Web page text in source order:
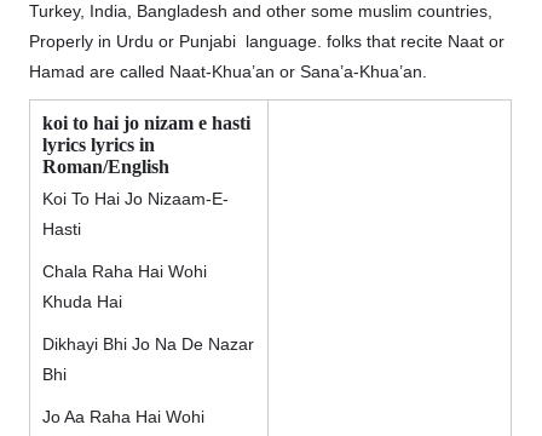
Turkey, India, Bangladesh and other some muslim countries,
Properly in Urdu or Punjabi language. folks that recite Naat or
Hamad are called Naat-Khua’an or Sana’a-Khua’an.
koi to hai jo nizam e hasti
lyrics lyrics in
Roman/English
Koi To Hai Jo Nizaam-E-
Hasti
Chala Raha Hai Wohi
Khuda Hai
Dikhayi Bhi Jo Na De Nazar
Bhi
Jo Aa Raha Hai Wohi